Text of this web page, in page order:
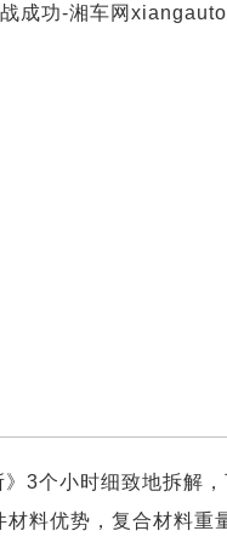
3个小时细致地拆解
料优势，复合材料重